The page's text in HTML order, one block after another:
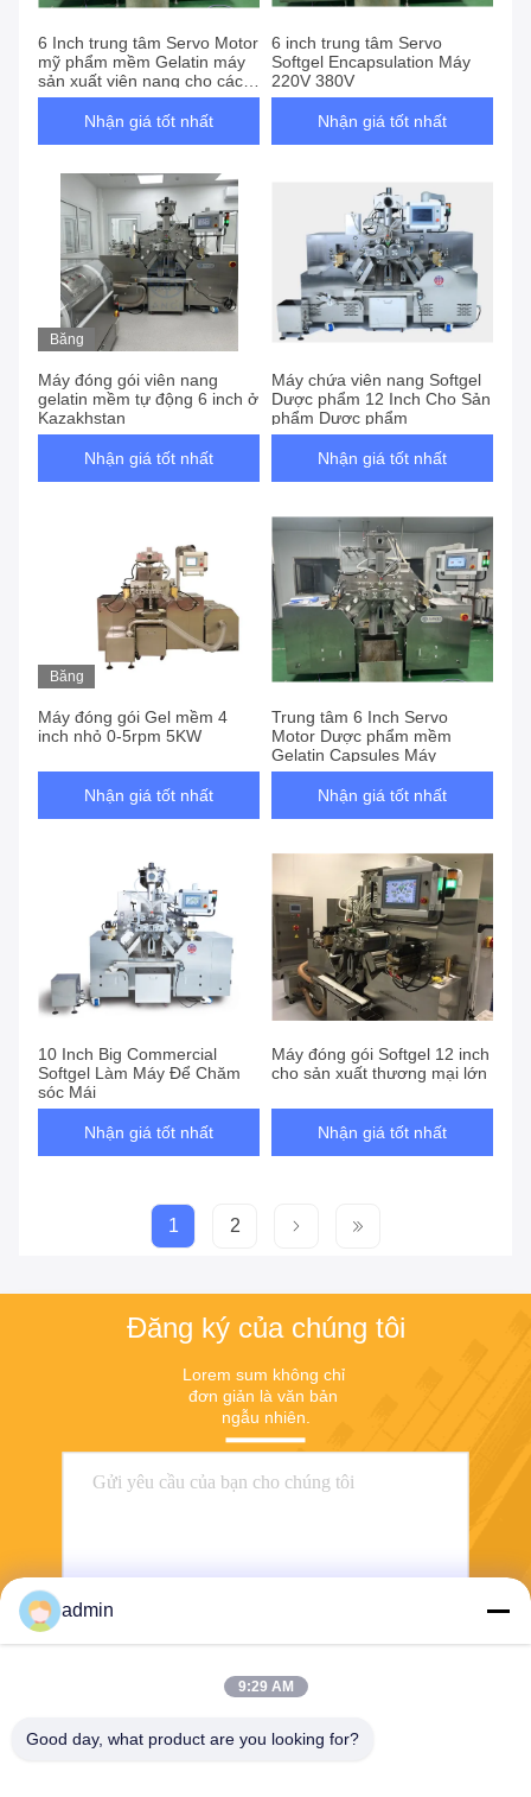
6 Inch trung tâm Servo Motor
mỹ phẩm mềm Gelatin máy
sản xuất viên nang cho các
sản phẩm chăm sóc da
Nhận giá tốt nhất
6 inch trung tâm Servo
Softgel Encapsulation Máy
220V 380V
Nhận giá tốt nhất
Băng
Máy đóng gói viên nang
gelatin mềm tự động 6 inch ở
Kazakhstan
Nhận giá tốt nhất
Máy chứa viên nang Softgel
Dược phẩm 12 Inch Cho Sản
phẩm Dược phẩm
Nhận giá tốt nhất
Băng
Máy đóng gói Gel mềm 4
inch nhỏ 0-5rpm 5KW
Nhận giá tốt nhất
Trung tâm 6 Inch Servo
Motor Dược phẩm mềm
Gelatin Capsules Máy
Nhận giá tốt nhất
10 Inch Big Commercial
Softgel Làm Máy Để Chăm
sóc Mái
Nhận giá tốt nhất
Máy đóng gói Softgel 12 inch
cho sản xuất thương mại lớn
Nhận giá tốt nhất
1 2
Đăng ký của chúng tôi
Lorem sum không chỉ
đơn giản là văn bản
ngẫu nhiên.
admin
9:29 AM
Good day, what product are you looking for?